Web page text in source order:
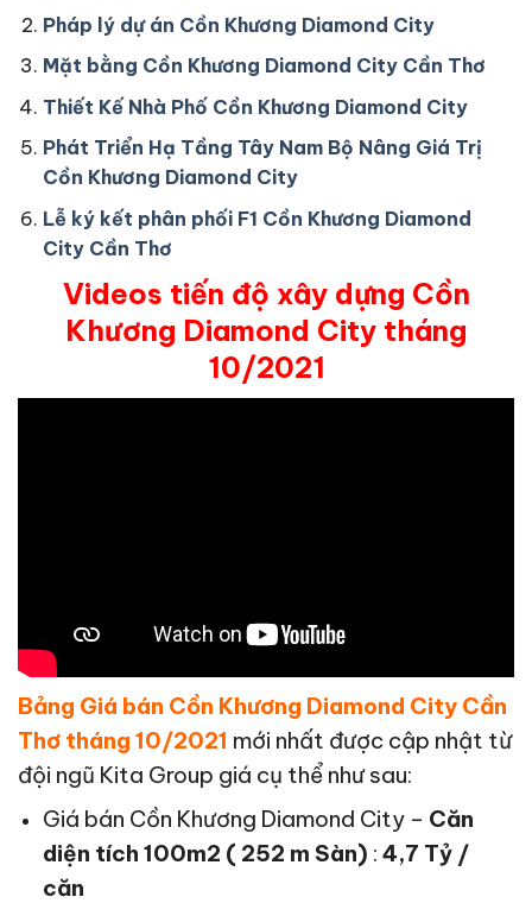
Pháp lý dự án Cồn Khương Diamond City
Mặt bằng Cồn Khương Diamond City Cần Thơ
Thiết Kế Nhà Phố Cồn Khương Diamond City
Phát Triển Hạ Tầng Tây Nam Bộ Nâng Giá Trị
Cồn Khương Diamond City
Lễ ký kết phân phối F1 Cồn Khương Diamond
City Cần Thơ
Videos tiến độ xây dựng Cồn
Khương Diamond City tháng
10/2021
Bảng Giá bán Cồn Khương Diamond City Cần
Thơ tháng 10/2021 mới nhất được cập nhật từ
đội ngũ Kita Group giá cụ thể như sau:
Giá bán Cồn Khương Diamond City – Căn
diện tích 100m2 ( 252 m Sàn) : 4,7 Tỷ /
căn